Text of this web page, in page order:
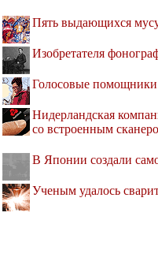
Пять выдающихся
Изобретателя
Голосовые помощники
Нидерландская
со встроенным
В Японии создали
Ученым удалось